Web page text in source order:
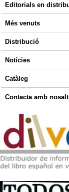
Editorials en
Més venuts
Distribució
Notícies
Catàleg
Contacta amb